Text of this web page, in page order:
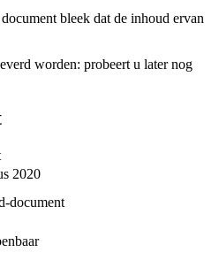
bleek dat de inhoud ervan
worden: probeert u later nog
2020
document